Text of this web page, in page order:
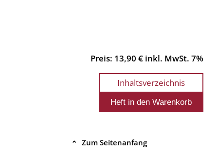
Preis: 13,90 € inkl. MwSt. 7%
Inhaltsverzeichnis
⌃ Zum Seitenanfang